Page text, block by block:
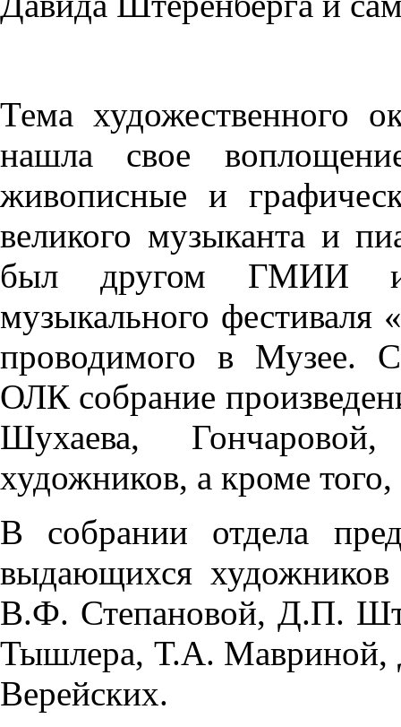
Тема художественного
нашла свое
живописные и
великого музыканта и
был другом ГМИИ и
музыкального фестиваля
проводимого в Музее.
ОЛК собрание
Шухаева,
художников, а кроме того,
В собрании отдела
выдающихся
В.Ф. Степановой, Д.П.
Тышлера, Т.А. Мавриной,
Верейских.